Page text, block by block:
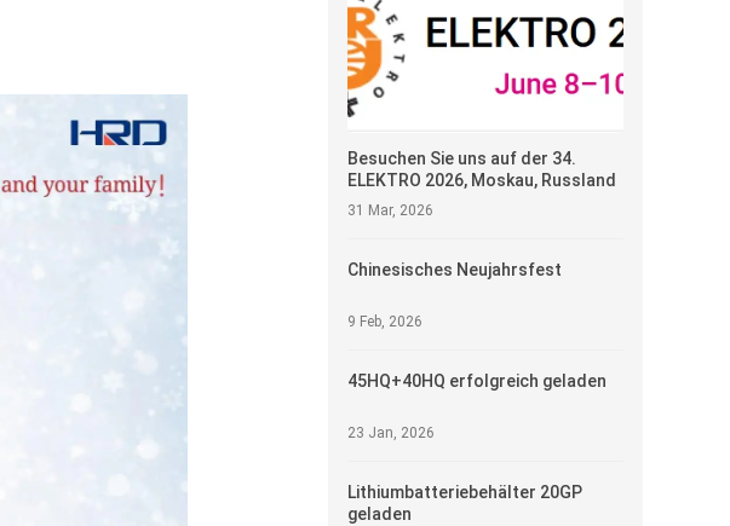
Besuchen Sie uns auf der 34.
ELEKTRO 2026, Moskau, Russland
31 Mar, 2026
Chinesisches Neujahrsfest
9 Feb, 2026
45HQ+40HQ erfolgreich geladen
23 Jan, 2026
Lithiumbatteriebehälter 20GP
geladen